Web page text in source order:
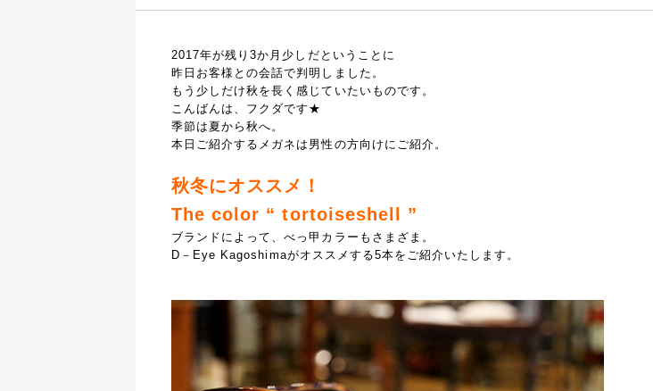
2017年が残り3か月少しだということに
昨日お客様との会話で判明しました。
もう少しだけ秋を長く感じていたいものです。
こんばんは、フクダです★
季節は夏から秋へ。
本日ご紹介するメガネは男性の方向けにご紹介。
秋冬にオススメ！
The color “ tortoiseshell ”
ブランドによって、べっ甲カラーもさまざま。
D－Eye Kagoshimaがオススメする5本をご紹介いたします。